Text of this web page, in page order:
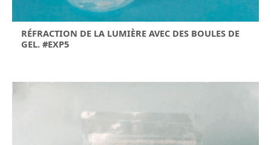
RÉFRACTION DE LA LUMIÈRE AVEC DES BOULES DE
GEL. #EXP5